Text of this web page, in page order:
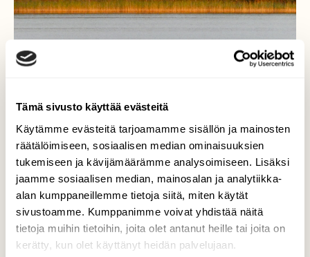
Tämä sivusto käyttää evästeitä
Käytämme evästeitä tarjoamamme sisällön ja mainosten
räätälöimiseen, sosiaalisen median ominaisuuksien
tukemiseen ja kävijämäärämme analysoimiseen. Lisäksi
jaamme sosiaalisen median, mainosalan ja analytiikka-
alan kumppaneillemme tietoja siitä, miten käytät
sivustoamme. Kumppanimme voivat yhdistää näitä
tietoja muihin tietoihin, joita olet antanut heille tai joita on
kerätty, kun olet käyttänyt heidän palvelujaan.
Hanhia Saimaalla
Kanadanhanhia Saimaan illassa.
Valokuvaaja: Liisa Niiva-Korpela, Taipalsaari